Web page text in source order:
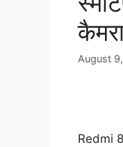
August
Redmi